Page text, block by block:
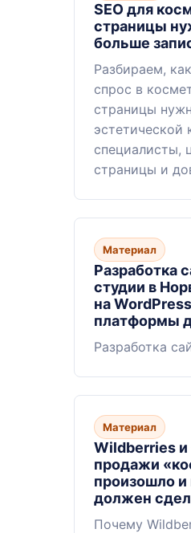
SEO для
страницы
больше
Разбираем,
спрос в
страницы
эстетической
специалисты,
страницы и
Материал
Разработка
студии в
на
платформы
Разработка
Материал
Wildberries и
продажи
произошло
должен
Почему